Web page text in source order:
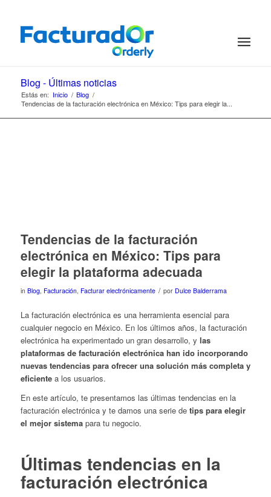
Blog - Últimas noticias
Estás en: Inicio / Blog /
Tendencias de la facturación electrónica en México: Tips para elegir la...
Tendencias de la facturación
electrónica en México: Tips para
elegir la plataforma adecuada
in Blog, Facturación, Facturar electrónicamente / por Dulce Balderrama
La facturación electrónica es una herramienta esencial para
cualquier negocio en México. En los últimos años, la facturación
electrónica ha experimentado un gran desarrollo, y las
plataformas de facturación electrónica han ido incorporando
nuevas tendencias para ofrecer una solución más completa y
eficientea los usuarios.
En este artículo, te presentamos las últimas tendencias en la
facturación electrónica y te damos una serie de tips para elegir
el mejor sistema para tu negocio.
Últimas tendencias en la
facturación electrónica